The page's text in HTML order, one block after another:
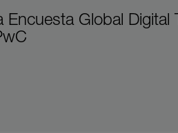
Encuesta Global Digital